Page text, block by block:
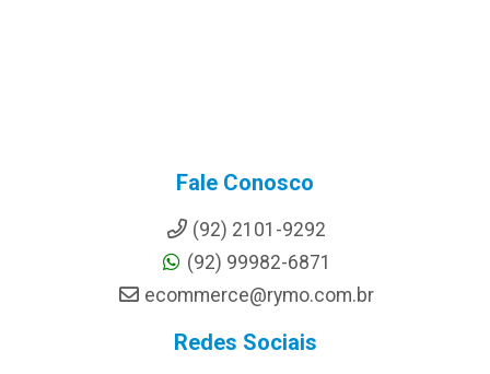
Fale Conosco
(92) 2101-9292
(92) 99982-6871
ecommerce@rymo.com.br
Redes Sociais